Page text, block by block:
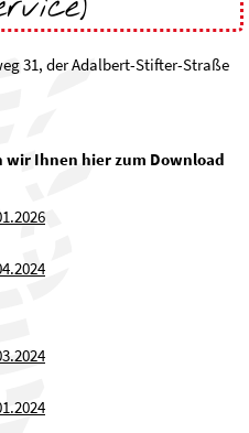
31, der Adalbert-Stifter-Straße
Ihnen hier zum Download